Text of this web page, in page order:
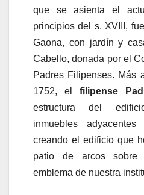
que se asienta el
principios del s. XVIII,
Gaona, con jardín y
Cabello, donada por el
Padres Filipenses. Más
1752, el filipense
estructura del
inmuebles
creando el edificio que
patio de arcos sobre
emblema de nuestra